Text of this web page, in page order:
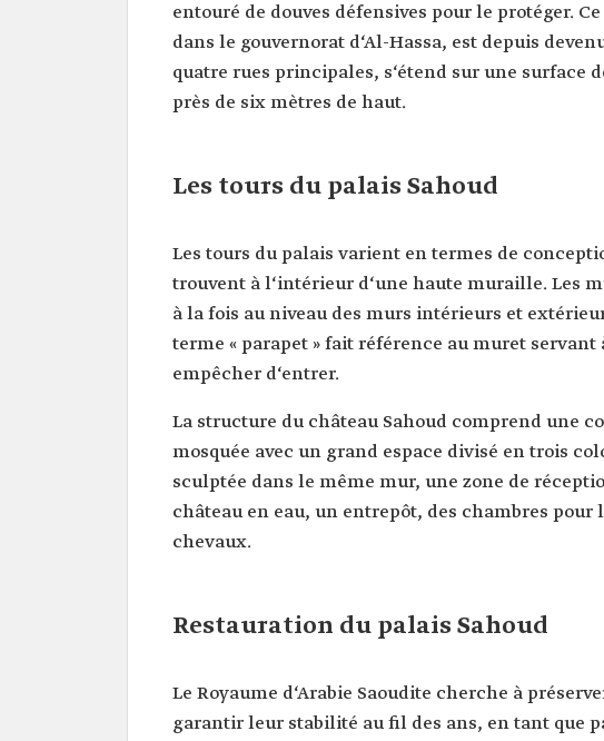
entouré de douves défensives pour le protéger.
dans le gouvernorat d‘Al-Hassa, est depuis
quatre rues principales, s‘étend sur une surface
près de six mètres de haut.
Les tours du palais Sahoud
Les tours du palais varient en termes de
trouvent à l‘intérieur d‘une haute muraille. Les
à la fois au niveau des murs intérieurs et
terme « parapet » fait référence au muret servant
empêcher d‘entrer.
La structure du château Sahoud comprend une
mosquée avec un grand espace divisé en trois
sculptée dans le même mur, une zone de
château en eau, un entrepôt, des chambres pour
chevaux.
Restauration du palais Sahoud
Le Royaume d‘Arabie Saoudite cherche à
garantir leur stabilité au fil des ans, en tant que